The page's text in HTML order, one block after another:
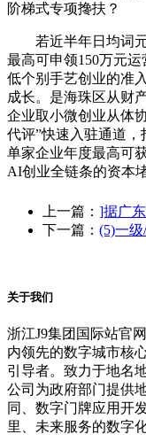
阶梯式专项搀扶？
若近半年日均词元
最高可申领150万元
低个别手艺创业的准
成长。是海珠区从财
企业取小微创业从体
代评”快速入驻通道，
单家企业年度最高可
AI创业全链条的资本
上一篇： ]据广
下一篇： (5)一
关于我们
浙江J9集团国际站官
内领先的数字城市核
引导者。致力于地名
公司为政府部门提供
同、数字门牌应用开
里、未来服务的数字